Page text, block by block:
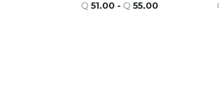
Q 51.00 - Q 55.00